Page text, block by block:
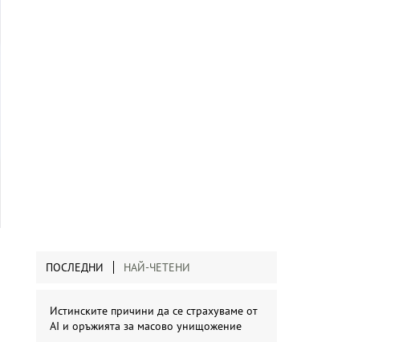
ПОСЛЕДНИ НАЙ-ЧЕТЕНИ
Истинските причини да се страхуваме от
AI и оръжията за масово унищожение